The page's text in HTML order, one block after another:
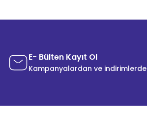
E- Bülten Kayıt Ol
Kampanyalardan ve